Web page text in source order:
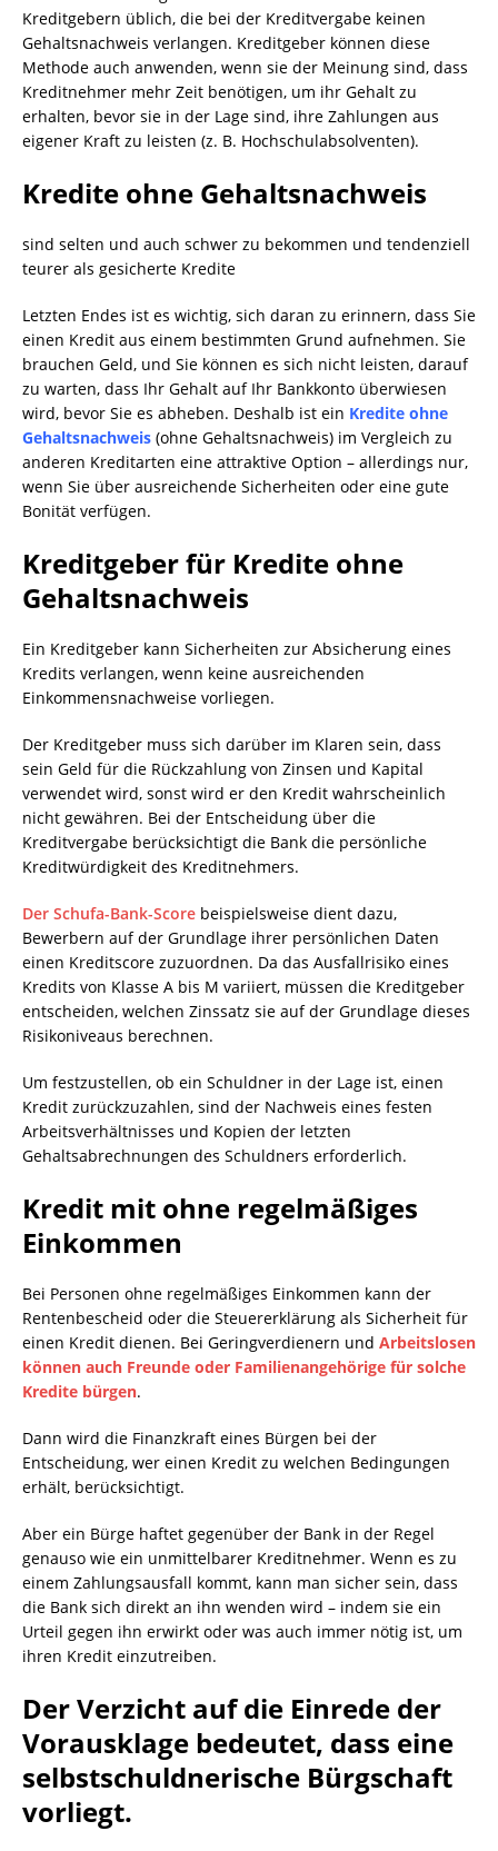
Kreditgebern üblich, die bei der Kreditvergabe keinen
Gehaltsnachweis verlangen. Kreditgeber können diese
Methode auch anwenden, wenn sie der Meinung sind, dass
Kreditnehmer mehr Zeit benötigen, um ihr Gehalt zu
erhalten, bevor sie in der Lage sind, ihre Zahlungen aus
eigener Kraft zu leisten (z. B. Hochschulabsolventen).
Kredite ohne Gehaltsnachweis
sind selten und auch schwer zu bekommen und tendenziell
teurer als gesicherte Kredite
Letzten Endes ist es wichtig, sich daran zu erinnern, dass Sie
einen Kredit aus einem bestimmten Grund aufnehmen. Sie
brauchen Geld, und Sie können es sich nicht leisten, darauf
zu warten, dass Ihr Gehalt auf Ihr Bankkonto überwiesen
wird, bevor Sie es abheben. Deshalb ist ein Kredite ohne
Gehaltsnachweis (ohne Gehaltsnachweis) im Vergleich zu
anderen Kreditarten eine attraktive Option – allerdings nur,
wenn Sie über ausreichende Sicherheiten oder eine gute
Bonität verfügen.
Kreditgeber für Kredite ohne
Gehaltsnachweis
Ein Kreditgeber kann Sicherheiten zur Absicherung eines
Kredits verlangen, wenn keine ausreichenden
Einkommensnachweise vorliegen.
Der Kreditgeber muss sich darüber im Klaren sein, dass
sein Geld für die Rückzahlung von Zinsen und Kapital
verwendet wird, sonst wird er den Kredit wahrscheinlich
nicht gewähren. Bei der Entscheidung über die
Kreditvergabe berücksichtigt die Bank die persönliche
Kreditwürdigkeit des Kreditnehmers.
Der Schufa-Bank-Score beispielsweise dient dazu,
Bewerbern auf der Grundlage ihrer persönlichen Daten
einen Kreditscore zuzuordnen. Da das Ausfallrisiko eines
Kredits von Klasse A bis M variiert, müssen die Kreditgeber
entscheiden, welchen Zinssatz sie auf der Grundlage dieses
Risikoniveaus berechnen.
Um festzustellen, ob ein Schuldner in der Lage ist, einen
Kredit zurückzuzahlen, sind der Nachweis eines festen
Arbeitsverhältnisses und Kopien der letzten
Gehaltsabrechnungen des Schuldners erforderlich.
Kredit mit ohne regelmäßiges
Einkommen
Bei Personen ohne regelmäßiges Einkommen kann der
Rentenbescheid oder die Steuererklärung als Sicherheit für
einen Kredit dienen. Bei Geringverdienern und Arbeitslosen
können auch Freunde oder Familienangehörige für solche
Kredite bürgen.
Dann wird die Finanzkraft eines Bürgen bei der
Entscheidung, wer einen Kredit zu welchen Bedingungen
erhält, berücksichtigt.
Aber ein Bürge haftet gegenüber der Bank in der Regel
genauso wie ein unmittelbarer Kreditnehmer. Wenn es zu
einem Zahlungsausfall kommt, kann man sicher sein, dass
die Bank sich direkt an ihn wenden wird – indem sie ein
Urteil gegen ihn erwirkt oder was auch immer nötig ist, um
ihren Kredit einzutreiben.
Der Verzicht auf die Einrede der
Vorausklage bedeutet, dass eine
selbstschuldnerische Bürgschaft
vorliegt.